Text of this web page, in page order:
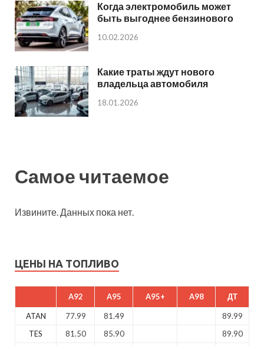
Когда электромобиль может
быть выгоднее бензинового
10.02.2026
Какие траты ждут нового
владельца автомобиля
18.01.2026
Самое читаемое
Извините. Данных пока нет.
ЦЕНЫ НА ТОПЛИВО
A92 A95 A95+ A98 ДТ
ATAN 77.99 81.49
89.99
TES
81.50 85.90
89.90